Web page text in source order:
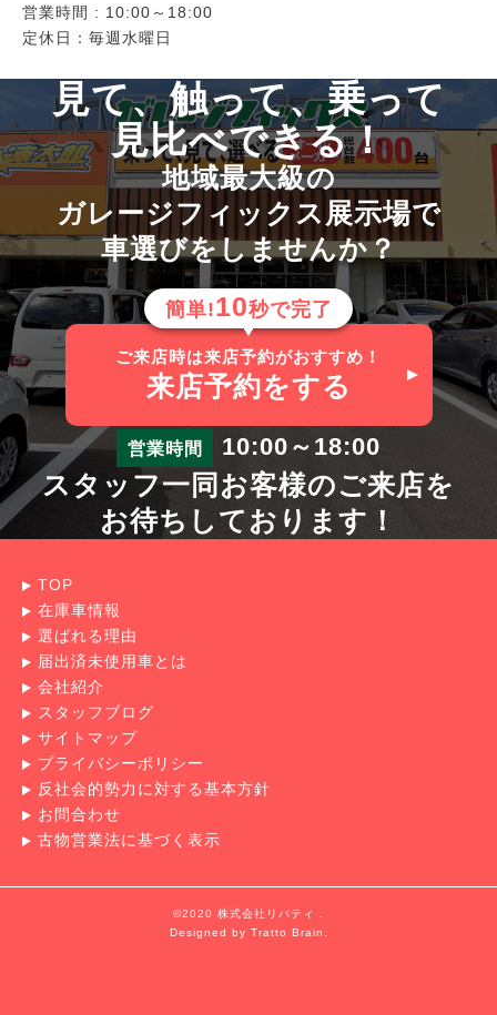
営業時間 : 10:00～18:00
定休日：毎週水曜日
見て、触って、乗って
見比べできる！
地域最大級の
ガレージフィックス展示場で
車選びをしませんか？
簡単!10秒で完了
ご来店時は来店予約がおすすめ！
来店予約をする
営業時間 10:00～18:00
スタッフ一同お客様のご来店を
お待ちしております！
TOP
在庫車情報
選ばれる理由
届出済未使用車とは
会社紹介
スタッフブログ
サイトマップ
プライバシーポリシー
反社会的勢力に対する基本方針
お問合わせ
古物営業法に基づく表示
©2020 株式会社リバティ .
Designed by Tratto Brain